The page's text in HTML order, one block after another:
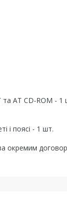
та АТ СD-ROM - 1
і поясі - 1 шт.
окремим